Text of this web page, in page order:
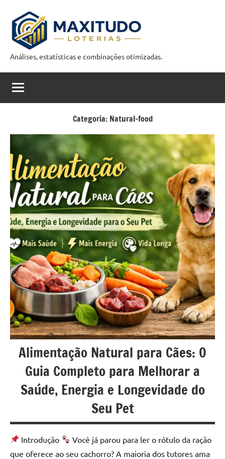
para
conteúdo
M
a
x
t
u
d
o
C
u
r
s
o
s
O
n
e
Análises, estatísticas e combinações otimizadas.
Categoria: Natural-food
Alimentação Natural para Cães: O
Guia Completo para Melhorar a
Saúde, Energia e Longevidade do
Seu Pet
Introdução
Você já parou para ler o rótulo da ração
que oferece ao seu cachorro? A maioria dos tutores ama